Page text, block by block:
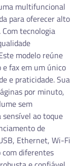
multifuncional
para oferecer alto
tecnologia
modelo reúne
e fax em um único
e praticidade. Sua
por minuto,
sem
ao toque
de
Ethernet, Wi-Fi
diferentes